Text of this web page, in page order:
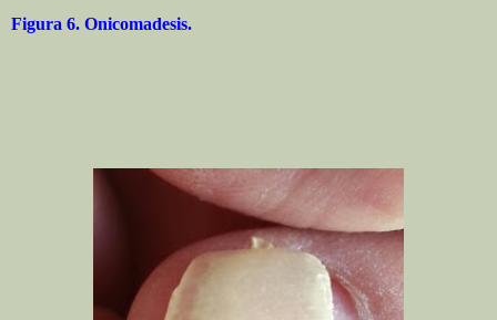
Figura 6. Onicomadesis.